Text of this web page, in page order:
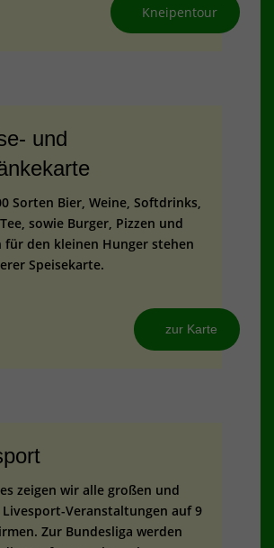
Kneipentour
und
Sorten Bier, Weine, Softdrinks,
sowie Burger, Pizzen und
für den kleinen Hunger stehen
Speisekarte.
zur Karte
zeigen wir alle großen und
Veranstaltungen auf 9
Zur Bundesliga werden